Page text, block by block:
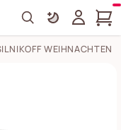
Search
WEIHNACHTEN